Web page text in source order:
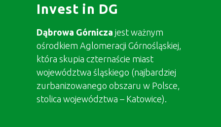
Invest in DG
Dąbrowa Górnicza jest ważnym
ośrodkiem Aglomeracji Górnośląskiej,
która skupia czternaście miast
województwa śląskiego (najbardziej
zurbanizowanego obszaru w Polsce,
stolica województwa – Katowice).